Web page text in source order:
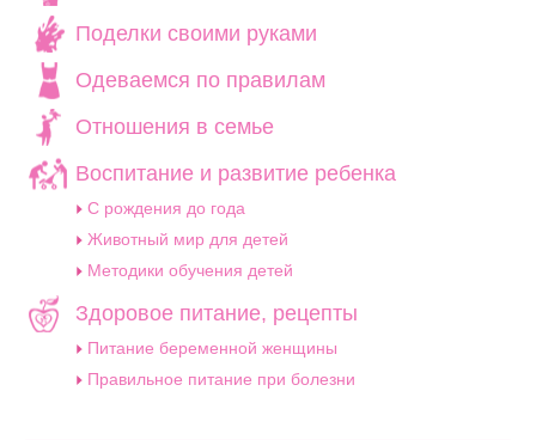
Поделки своими руками
Одеваемся по правилам
Отношения в семье
Воспитание и развитие ребенка
C рождения до года
Животный мир для детей
Методики обучения детей
Здоровое питание, рецепты
Питание беременной женщины
Правильное питание при болезни